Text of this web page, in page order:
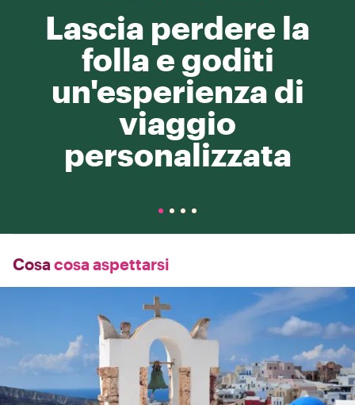
Lascia perdere la
folla e goditi
un'esperienza di
viaggio
personalizzata
Cosa cosa aspettarsi